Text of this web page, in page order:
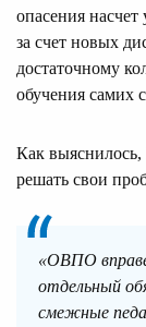
опасения насчет
за счет новых
достаточному
обучения самих
Как выяснилось,
решать свои
«ОВПО
отдельный
смежные